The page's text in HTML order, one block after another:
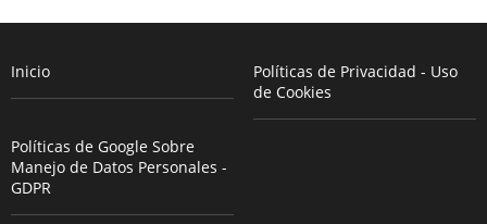
Inicio
Políticas de Privacidad - Uso
de Cookies
Políticas de Google Sobre
Manejo de Datos Personales -
GDPR